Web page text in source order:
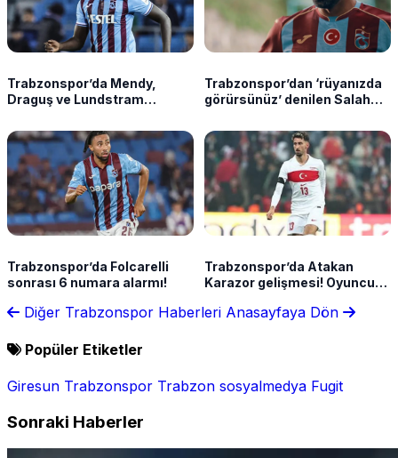
Trabzonspor’da Mendy,
Draguş ve Lundstram
Trabzonspor’dan ‘rüyanızda
görürsünüz’ denilen Salah
video! Bizde rüyalar gerçek
olur!
Trabzonspor’da Folcarelli
sonrası 6 numara alarmı!
Trabzonspor’da Atakan
Karazor gelişmesi! Oyuncu
Diğer Trabzonspor Haberleri Anasayfaya Dön
Popüler Etiketler
Giresun Trabzonspor Trabzon sosyalmedya Fugit
Sonraki Haberler